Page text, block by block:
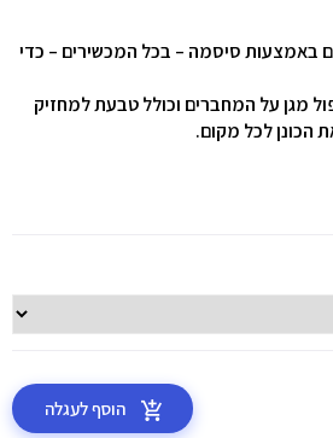
באמצעות סיסמה – בכל המכשירים – כדי
מגן על המחברים וכולל טבעת למחזיק
הכונן לכל מקום.
הוסף לעגלה